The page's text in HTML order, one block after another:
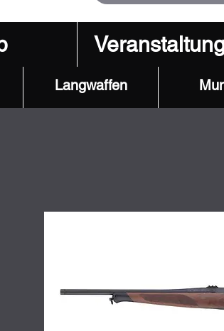
Langwaffen